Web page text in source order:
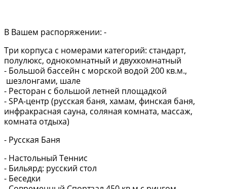
В Вашем распоряжении: -
Три корпуса с номерами категорий: стандарт,
полулюкс, однокомнатный и двухкомнатный
- Большой бассейн с морской водой 200 кв.м.,
шезлонгами, шале
- Ресторан с большой летней площадкой
- SPA-центр (русская баня, хамам, финская баня,
инфракрасная сауна, соляная комната, массаж,
комната отдыха)
- Русская Баня
- Настольный Теннис
- Бильярд: русский стол
- Беседки